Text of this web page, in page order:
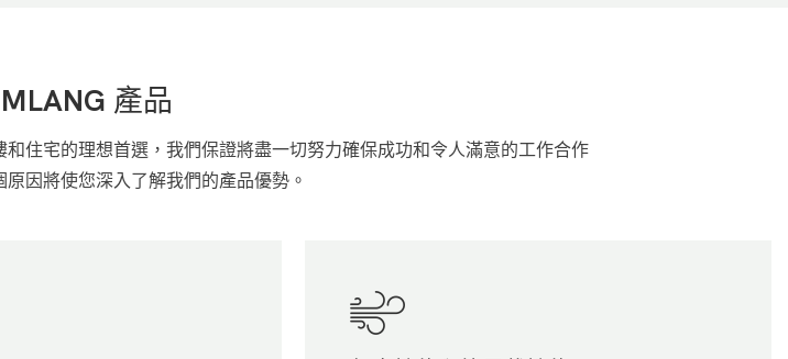
產品
住宅的理想首選，我們保證將盡一切努力確保成功和令人滿意的工作合作
因將使您深入了解我們的產品優勢。